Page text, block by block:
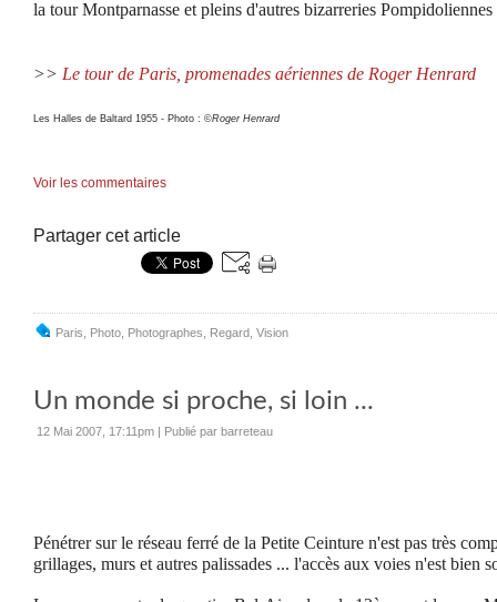
la tour Montparnasse et pleins d'autres bizarreries Pompidoliennes
>> Le tour de Paris, promenades aériennes de Roger Henrard
Les Halles de Baltard 1955 - Photo : ©Roger Henrard
Voir les commentaires
Partager cet article
Paris Photo Photographes Regard Vision
Un monde si proche, si loin ...
12 Mai 2007, 17:11pm | Publié par barreteau
Pénétrer sur le réseau ferré de la Petite Ceinture n'est pas très
grillages, murs et autres palissades ... l'accès aux voies n'est bien